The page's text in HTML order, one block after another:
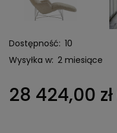
Dostępność: 10
Wysyłka w: 2 miesiące
28 424,00 zł